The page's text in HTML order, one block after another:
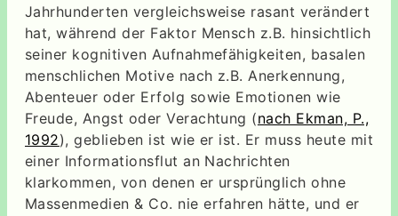
Jahrhunderten vergleichsweise rasant verändert
hat, während der Faktor Mensch z.B. hinsichtlich
seiner kognitiven Aufnahmefähigkeiten, basalen
menschlichen Motive nach z.B. Anerkennung,
Abenteuer oder Erfolg sowie Emotionen wie
Freude, Angst oder Verachtung (nach Ekman, P.,
1992), geblieben ist wie er ist. Er muss heute mit
einer Informationsflut an Nachrichten
klarkommen, von denen er ursprünglich ohne
Massenmedien & Co. nie erfahren hätte, und er